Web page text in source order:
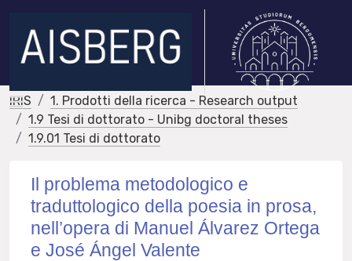
IRIS
1. Prodotti della ricerca - Research output
1.9 Tesi di dottorato - Unibg doctoral theses
1.9.01 Tesi di dottorato
Il problema metodologico e
traduttologico della poesia in prosa,
nell’opera di Manuel Álvarez Ortega
e José Ángel Valente